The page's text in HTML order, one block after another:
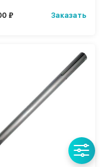
₽ Заказать